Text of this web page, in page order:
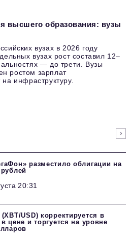
высшего образования: вузы
вузах в 2026 году
вузах рост составил 12–
— до трети. Вузы
ростом зарплат
инфраструктуру.
разместило облигации на
20:31
USD) корректируется в
цене и торгуется на уровне